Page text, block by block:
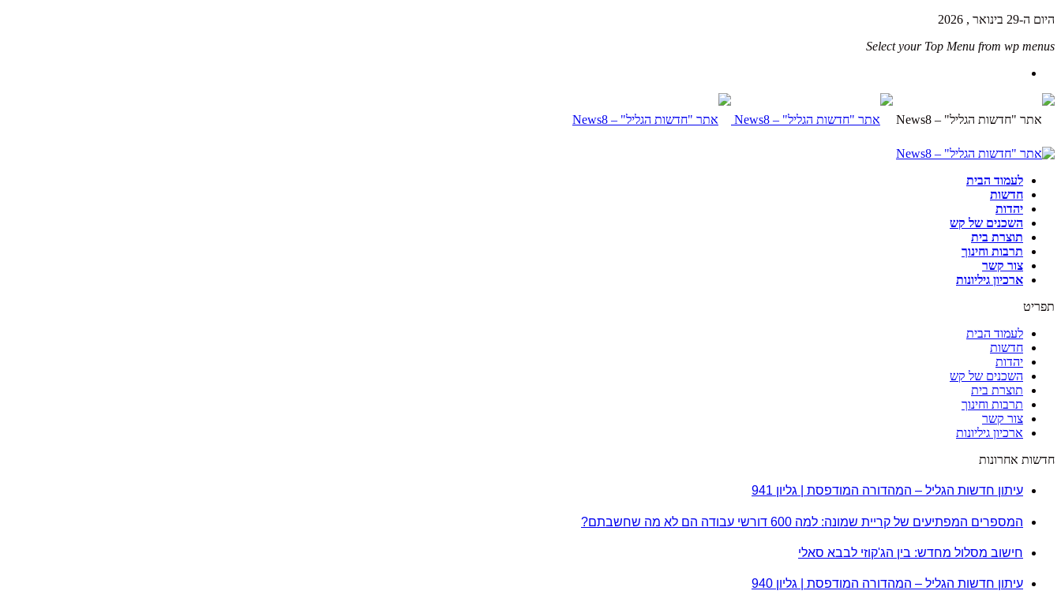
היום ה-29 בינואר , 2026
Select your Top Menu from wp menus
לעמוד הבית
חדשות
יהדות
השכנים של קש
תוצרת בית
תרבות וחינוך
צור קשר
ארכיון גיליונות
תפריט
לעמוד הבית
חדשות
יהדות
השכנים של קש
תוצרת בית
תרבות וחינוך
צור קשר
ארכיון גיליונות
חדשות אחרונות
עיתון חדשות הגליל – המהדורה המודפסת | גליון 941
המספרים המפתיעים של קריית שמונה: למה 600 דורשי עבודה הם לא מה שחשבתם?
חישוב מסלול מחדש: בין הג'קוזי לבבא סאלי
עיתון חדשות הגליל – המהדורה המודפסת | גליון 940